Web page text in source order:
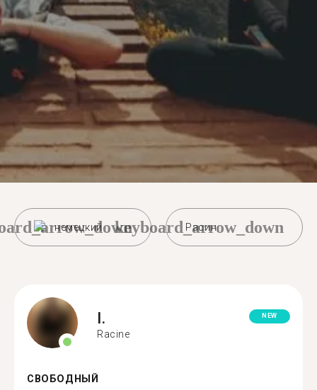
немецкий Расин
keyboard_arrow_down
I.
Racine
NEW
СВОБОДНЫЙ